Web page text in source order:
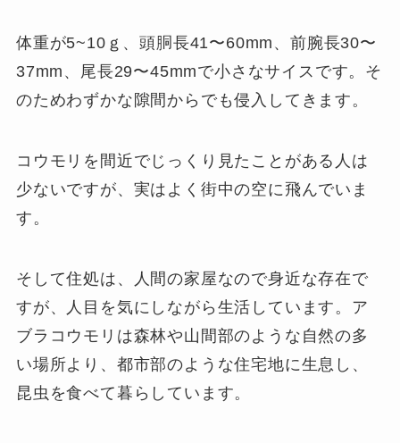
体重が5~10ｇ、頭胴長41〜60mm、前腕長30〜
37mm、尾長29〜45mmで小さなサイスです。そ
のためわずかな隙間からでも侵入してきます。
コウモリを間近でじっくり見たことがある人は
少ないですが、実はよく街中の空に飛んでいま
す。
そして住処は、人間の家屋なので身近な存在で
すが、人目を気にしながら生活しています。ア
ブラコウモリは森林や山間部のような自然の多
い場所より、都市部のような住宅地に生息し、
昆虫を食べて暮らしています。